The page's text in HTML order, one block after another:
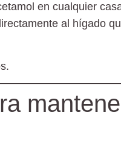
en cualquier
al hígado